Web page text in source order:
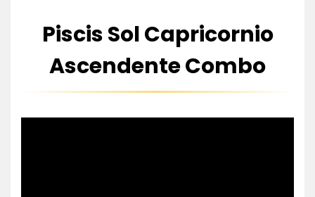
Piscis Sol Capricornio
Ascendente Combo